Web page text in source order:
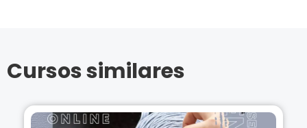
Cursos similares